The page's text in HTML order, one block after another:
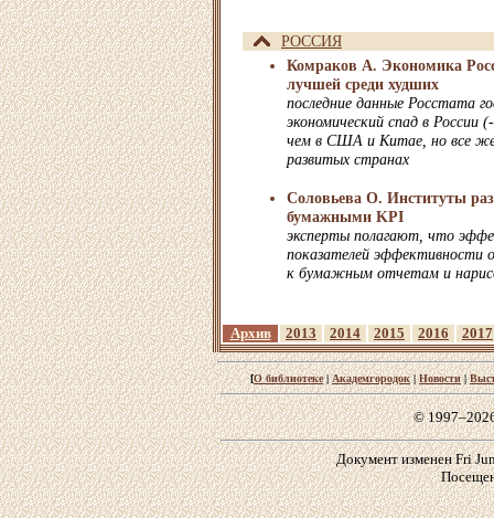
РОССИЯ
Комраков А. Экономика
лучшей среди худших
последние данные Росстата
экономический спад в России
чем в США и Китае, но все же
развитых странах
Соловьева О. Институты
бумажными KPI
эксперты полагают, что
показателей эффективности
к бумажным отчетам и
Архив 2013 2014 2015 2016 2017
[О библиотеке|Академгородок|Новости|
©
Документ изменен Fri